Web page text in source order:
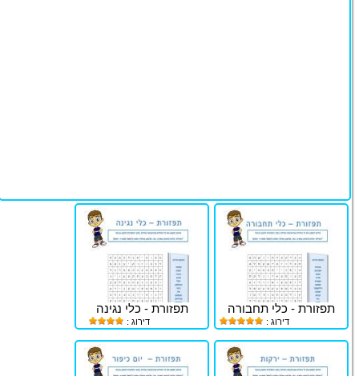
תפזורת - כלי תחבורה
דירוג :
תפזורת - כלי נגינה
דירוג :